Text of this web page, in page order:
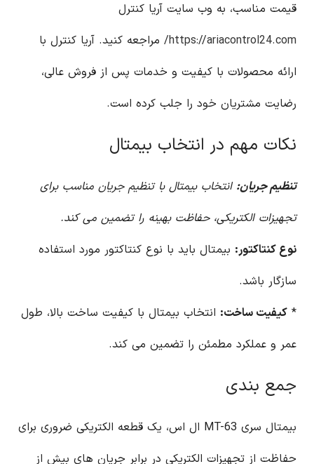
قیمت مناسب، به وب سایت آریا کنترل
https://ariacontrol24.com/ مراجعه کنید. آریا کنترل با
ارائه محصولات با کیفیت و خدمات پس از فروش عالی،
رضایت مشتریان خود را جلب کرده است.
نکات مهم در انتخاب بیمتال
تنظیم جریان: انتخاب بیمتال با تنظیم جریان مناسب برای
تجهیزات الکتریکی، حفاظت بهینه را تضمین می کند.
نوع کنتاکتور: بیمتال باید با نوع کنتاکتور مورد استفاده
سازگار باشد.
* کیفیت ساخت: انتخاب بیمتال با کیفیت ساخت بالا، طول
عمر و عملکرد مطمئن را تضمین می کند.
جمع بندی
بیمتال سری MT-63 ال اس، یک قطعه الکتریکی ضروری برای
حفاظت از تجهیزات الکتریکی در برابر جریان های بیش از